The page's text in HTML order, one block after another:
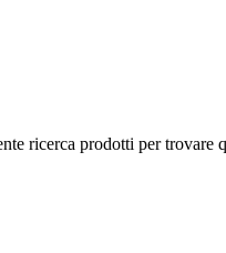
ricerca prodotti per trovare